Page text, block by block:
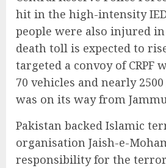
hit in the high-intensity
people were also injured
death toll is expected to
targeted a convoy of CRPF
70 vehicles and nearly
was on its way from
Pakistan backed Islamic
organisation Jaish-e-
responsibility for the